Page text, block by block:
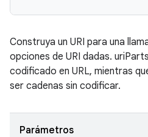
Construya un URI para una
opciones de URI dadas.
codificado en URL, mientras
ser cadenas sin codificar.
Parámetros